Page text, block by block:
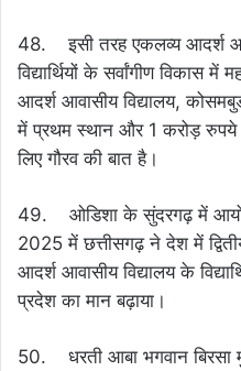
48. इसी तरह एकलव्य आदर्श
विद्यार्थियों के सर्वांगीण विकास
आदर्श आवासीय विद्यालय,
में प्रथम स्थान और 1 करोड़ रुपये
लिए गौरव की बात है।
49. ओडिशा के सुंदरगढ़ में
2025 में छत्तीसगढ़ ने देश में
आदर्श आवासीय विद्यालय के
प्रदेश का मान बढ़ाया।
50. धरती आबा भगवान बिरसा